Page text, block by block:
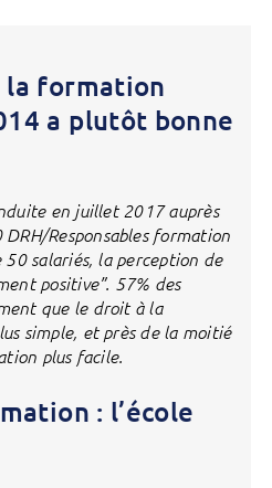
la formation
a plutôt bonne
en juillet 2017 auprès
Responsables formation
50 salariés, la perception de
positive”. 57% des
que le droit à la
simple, et près de la moitié
plus facile.
: l’école